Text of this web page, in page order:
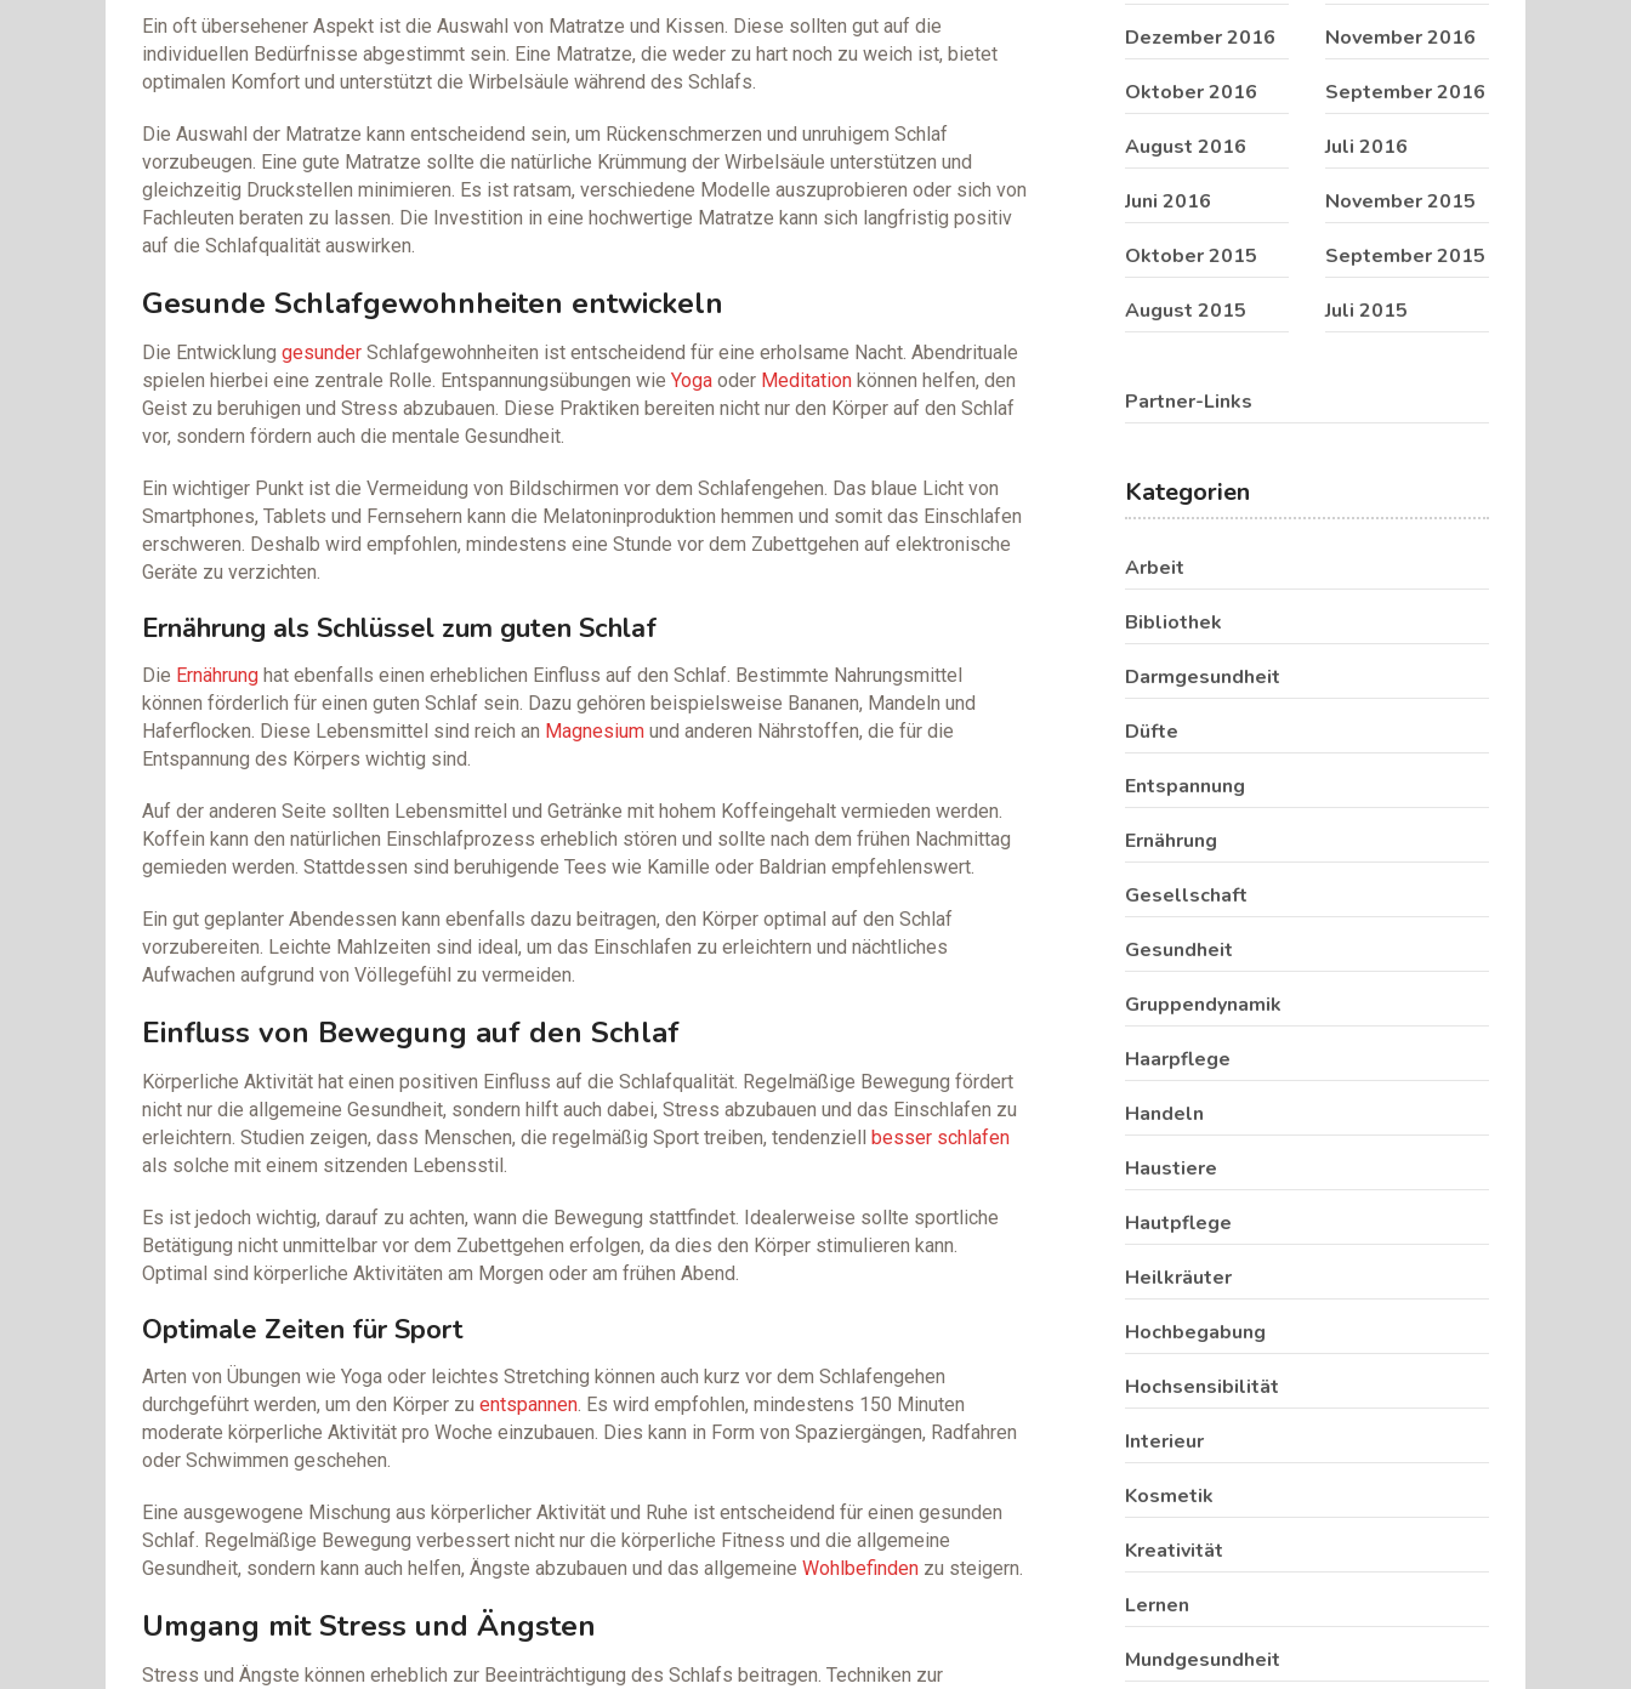
Ein oft übersehener Aspekt ist die Auswahl von Matratze und Kissen. Diese sollten gut auf die
individuellen Bedürfnisse abgestimmt sein. Eine Matratze, die weder zu hart noch zu weich ist, bietet
optimalen Komfort und unterstützt die Wirbelsäule während des Schlafs.
Die Auswahl der Matratze kann entscheidend sein, um Rückenschmerzen und unruhigem Schlaf
vorzubeugen. Eine gute Matratze sollte die natürliche Krümmung der Wirbelsäule unterstützen und
gleichzeitig Druckstellen minimieren. Es ist ratsam, verschiedene Modelle auszuprobieren oder sich von
Fachleuten beraten zu lassen. Die Investition in eine hochwertige Matratze kann sich langfristig positiv
auf die Schlafqualität auswirken.
Gesunde Schlafgewohnheiten entwickeln
Die Entwicklung gesunder Schlafgewohnheiten ist entscheidend für eine erholsame Nacht. Abendrituale
spielen hierbei eine zentrale Rolle. Entspannungsübungen wie Yoga oder Meditation können helfen, den
Geist zu beruhigen und Stress abzubauen. Diese Praktiken bereiten nicht nur den Körper auf den Schlaf
vor, sondern fördern auch die mentale Gesundheit.
Ein wichtiger Punkt ist die Vermeidung von Bildschirmen vor dem Schlafengehen. Das blaue Licht von
Smartphones, Tablets und Fernsehern kann die Melatoninproduktion hemmen und somit das Einschlafen
erschweren. Deshalb wird empfohlen, mindestens eine Stunde vor dem Zubettgehen auf elektronische
Geräte zu verzichten.
Ernährung als Schlüssel zum guten Schlaf
Die Ernährung hat ebenfalls einen erheblichen Einfluss auf den Schlaf. Bestimmte Nahrungsmittel
können förderlich für einen guten Schlaf sein. Dazu gehören beispielsweise Bananen, Mandeln und
Haferflocken. Diese Lebensmittel sind reich an Magnesium und anderen Nährstoffen, die für die
Entspannung des Körpers wichtig sind.
Auf der anderen Seite sollten Lebensmittel und Getränke mit hohem Koffeingehalt vermieden werden.
Koffein kann den natürlichen Einschlafprozess erheblich stören und sollte nach dem frühen Nachmittag
gemieden werden. Stattdessen sind beruhigende Tees wie Kamille oder Baldrian empfehlenswert.
Ein gut geplanter Abendessen kann ebenfalls dazu beitragen, den Körper optimal auf den Schlaf
vorzubereiten. Leichte Mahlzeiten sind ideal, um das Einschlafen zu erleichtern und nächtliches
Aufwachen aufgrund von Völlegefühl zu vermeiden.
Einfluss von Bewegung auf den Schlaf
Körperliche Aktivität hat einen positiven Einfluss auf die Schlafqualität. Regelmäßige Bewegung fördert
nicht nur die allgemeine Gesundheit, sondern hilft auch dabei, Stress abzubauen und das Einschlafen zu
erleichtern. Studien zeigen, dass Menschen, die regelmäßig Sport treiben, tendenziell
besser schlafen
als solche mit einem sitzenden Lebensstil.
Es ist jedoch wichtig, darauf zu achten, wann die Bewegung stattfindet. Idealerweise sollte sportliche
Betätigung nicht unmittelbar vor dem Zubettgehen erfolgen, da dies den Körper stimulieren kann.
Optimal sind körperliche Aktivitäten am Morgen oder am frühen Abend.
Optimale Zeiten für Sport
Arten von Übungen wie Yoga oder leichtes Stretching können auch kurz vor dem Schlafengehen
durchgeführt werden, um den Körper zu entspannen. Es wird empfohlen, mindestens 150 Minuten
moderate körperliche Aktivität pro Woche einzubauen. Dies kann in Form von Spaziergängen, Radfahren
oder Schwimmen geschehen.
Eine ausgewogene Mischung aus körperlicher Aktivität und Ruhe ist entscheidend für einen gesunden
Schlaf. Regelmäßige Bewegung verbessert nicht nur die körperliche Fitness und die allgemeine
Gesundheit, sondern kann auch helfen, Ängste abzubauen und das allgemeine Wohlbefinden zu steigern.
Umgang mit Stress und Ängsten
Stress und Ängste können erheblich zur Beeinträchtigung des Schlafs beitragen. Techniken zur
Dezember 2016 November 2016
Oktober 2016 September 2016
August 2016 Juli 2016
Juni 2016 November 2015
Oktober 2015 September 2015
August 2015 Juli 2015
Partner-Links
Kategorien
Arbeit
Bibliothek
Darmgesundheit
Düfte
Entspannung
Ernährung
Gesellschaft
Gesundheit
Gruppendynamik
Haarpflege
Handeln
Haustiere
Hautpflege
Heilkräuter
Hochbegabung
Hochsensibilität
Interieur
Kosmetik
Kreativität
Lernen
Mundgesundheit